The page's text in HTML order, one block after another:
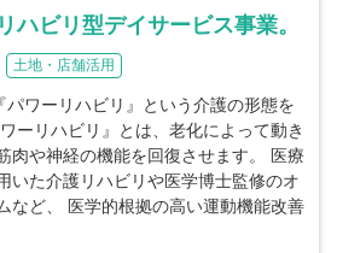
ハビリ型デイサービス事業。
土地・店舗活用
パワーリハビリ』という介護の形態を
ーリハビリ』とは、老化によって動き
肉や神経の機能を回復させます。 医療
いた介護リハビリや医学博士監修のオ
など、 医学的根拠の高い運動機能改善